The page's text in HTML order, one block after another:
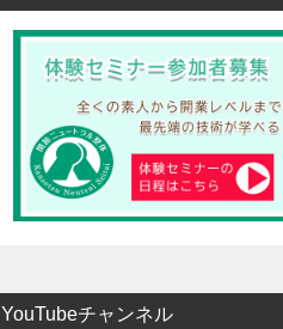
YouTubeチャンネル